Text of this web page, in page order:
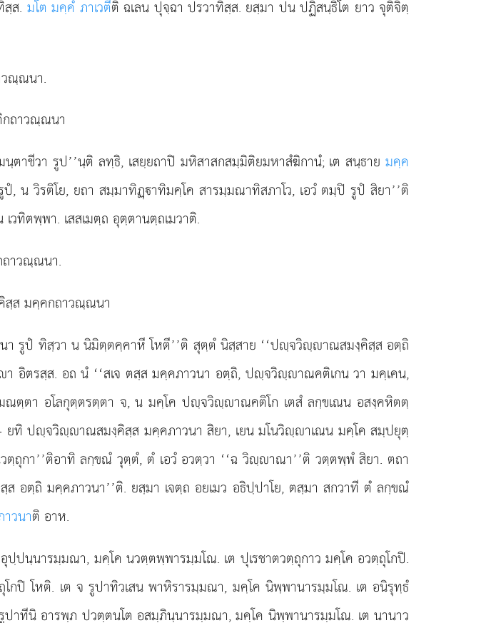
ส. มโต มคฺคํ ภาเวตีติฉเลน ปุจฺฉา ปรวาทิสฺส. ยสฺมา ปน ปฏิสนฺธิโต ยาว จุติจิตฺ
วณฺณนา.
ถาวณฺณนา
ตาชีวา รูป’’นฺติ ลทฺธิ, เสยฺยถาปิ มหิสาสกสมฺมิติยมหาสํฆิกานํ; เต สนฺธายมคฺค
น วิรติโย, ยถา สมฺมาทิฏฺาทิมคฺโค สารมฺมณาทิสภาโว, เอวํ ตมฺปิ รูปํ สิยา’’ติ
ทิตพฺพา. เสสเมตฺถ อุตฺตานตฺถเมวาติ.
าวณฺณนา.
ส มคฺคกถาวณฺณนา
รูปํ ทิสฺวา น นิมิตฺตคฺคาหี โหตี’’ติ สุตฺตํ นิสฺสาย ‘‘ปฺจวิฺาณสมงฺคิสฺส อตฺถิ
อิตรสฺส. อถ นํ ‘‘สเจ ตสฺส มคฺคภาวนา อตฺถิ, ปฺจวิฺาณคติเกน วา มคฺเคน,
ตา อโลกุตฺตรตฺตา จ, น มคฺโค ปฺจวิฺาณคติโก เตสํ ลกฺขเณน อสงฺคหิตตฺ
ยทิปฺจวิฺาณสมงฺคิสฺส มคฺคภาวนา สิยา, เยน มโนวิฺาเณน มคฺโค สมฺปยุตฺ
า’’ติอาทิ ลกฺขณํ วุตฺตํ, ตํ เอวํ อวตฺวา ‘‘ฉ วิฺาณา’’ติ วตฺตพฺพํ สิยา. ตถา
ตฺถิ มคฺคภาวนา’’ติ. ยสฺมา เจตฺถ อยเมว อธิปฺปาโย, ตสฺมา สกวาที ตํ ลกฺขณํ
วนาติ อาห.
นฺนารมฺมณา, มคฺโค นวตฺตพฺพารมฺมโณ. เต ปุเรชาตวตฺถุกาว มคฺโค อวตฺถุโกปิ.
กปิ โหติ. เต จ รูปาทิวเสน พาหิรารมฺมณา, มคฺโค นิพฺพานารมฺมโณ. เต อนิรุทฺธํ
าทีนิ อารพฺภ ปวตฺตนโต อสมฺภินฺนารมฺมณา, มคฺโค นิพฺพานารมฺมโณ. เต นานาว